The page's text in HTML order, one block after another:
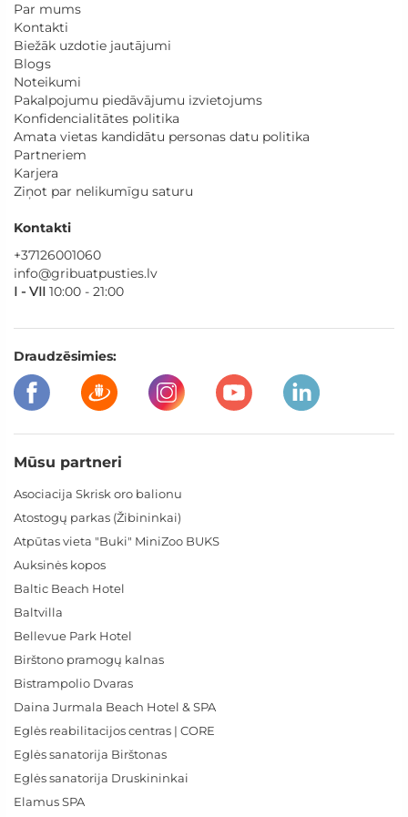
Par mums
Kontakti
Biežāk uzdotie jautājumi
Blogs
Noteikumi
Pakalpojumu piedāvājumu izvietojums
Konfidencialitātes politika
Amata vietas kandidātu personas datu politika
Partneriem
Karjera
Ziņot par nelikumīgu saturu
Kontakti
+37126001060
info@gribuatpusties.lv
I - VII 10:00 - 21:00
Draudzēsimies:
Mūsu partneri
Asociacija Skrisk oro balionu
Atostogų parkas (Žibininkai)
Atpūtas vieta "Buki" MiniZoo BUKS
Auksinės kopos
Baltic Beach Hotel
Baltvilla
Bellevue Park Hotel
Birštono pramogų kalnas
Bistrampolio Dvaras
Daina Jurmala Beach Hotel & SPA
Eglės reabilitacijos centras | CORE
Eglės sanatorija Birštonas
Eglės sanatorija Druskininkai
Elamus SPA